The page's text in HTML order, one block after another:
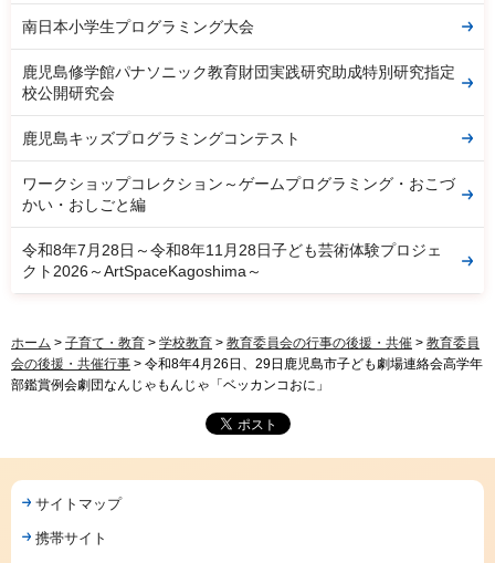
南日本小学生プログラミング大会
鹿児島修学館パナソニック教育財団実践研究助成特別研究指定
校公開研究会
鹿児島キッズプログラミングコンテスト
ワークショップコレクション～ゲームプログラミング・おこづ
かい・おしごと編
令和8年7月28日～令和8年11月28日子ども芸術体験プロジェ
クト2026～ArtSpaceKagoshima～
ホーム > 子育て・教育 > 学校教育 > 教育委員会の行事の後援・共催 > 教育委員
会の後援・共催行事 > 令和8年4月26日、29日鹿児島市子ども劇場連絡会高学年
部鑑賞例会劇団なんじゃもんじゃ「ベッカンコおに」
サイトマップ
携帯サイト